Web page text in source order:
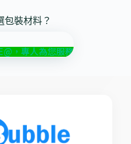
包裝材料？
，專人為您服務